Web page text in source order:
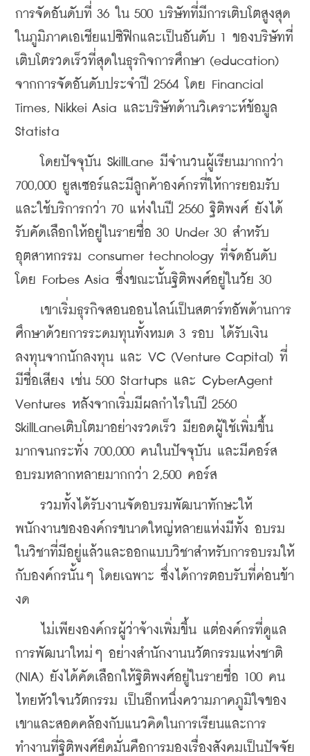
การจัดอันดับที่ 36 ใน 500 บริษัทที่มีการเติบโตสูงสุด
ในภูมิภาคเอเชียแปซิฟิกและเป็นอันดับ 1 ของบริษัทที่
เติบโตรวดเร็วที่สุดในธุรกิจการศึกษา (education)
จากการจัดอันดับประจำปี 2564 โดย Financial
Times, Nikkei Asia และบริษัทด้านวิเคราะห์ข้อมูล
Statista
โดยปัจจุบัน SkillLane มีจำนวนผู้เรียนมากกว่า
700,000 ยูสเซอร์และมีลูกค้าองค์กรที่ให้การยอมรับ
และใช้บริการกว่า 70 แห่งในปี 2560 ฐิติพงศ์ ยังได้
รับคัดเลือกให้อยู่ในรายชื่อ 30 Under 30 สำหรับ
อุตสาหกรรม consumer technology ที่จัดอันดับ
โดย Forbes Asia ซึ่งขณะนั้นฐิติพงศ์อยู่ในวัย 30
เขาเริ่มธุรกิจสอนออนไลน์เป็นสตาร์ทอัพด้านการ
ศึกษาด้วยการระดมทุนทั้งหมด 3 รอบ ได้รับเงิน
ลงทุนจากนักลงทุน และ VC (Venture Capital) ที่
มีชื่อเสียง เช่น 500 Startups และ CyberAgent
Ventures หลังจากเริ่มมีผลกำไรในปี 2560
SkillLaneเติบโตมาอย่างรวดเร็ว มียอดผู้ใช้เพิ่มขึ้น
มากจนกระทั่ง 700,000 คนในปัจจุบัน และมีคอร์ส
อบรมหลากหลายมากกว่า 2,500 คอร์ส
รวมทั้งได้รับงานจัดอบรมพัฒนาทักษะให้
พนักงานขององค์กรขนาดใหญ่หลายแห่งมีทั้ง อบรม
ในวิชาที่มีอยู่แล้วและออกแบบวิชาสำหรับการอบรมให้
กับองค์กรนั้นๆ โดยเฉพาะ ซึ่งได้การตอบรับที่ค่อนข้า
งด
ไม่เพียงองค์กรผู้ว่าจ้างเพิ่มขึ้น แต่องค์กรที่ดูแล
การพัฒนาใหม่ๆ อย่างสำนักงานนวัตกรรมแห่งชาติ
(NIA) ยังได้คัดเลือกให้ฐิติพงศ์อยู่ในรายชื่อ 100 คน
ไทยหัวใจนวัตกรรม เป็นอีกหนึ่งความภาคภูมิใจของ
เขาและสอดคล้องกับแนวคิดในการเรียนและการ
ทำงานที่ฐิติพงศ์ยึดมั่นคือการมองเรื่องสังคมเป็นปัจจัย